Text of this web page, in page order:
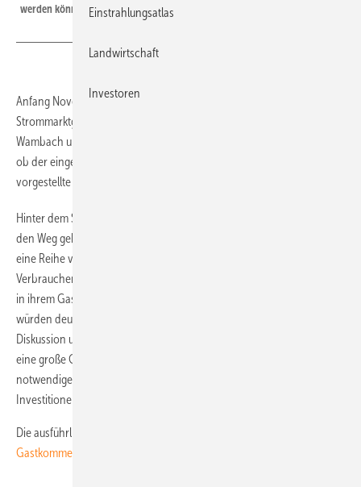
werden können.
Anfang November billigte das Bundeskabinett den Entwurf des neuen
Strommarktgesetzes. In einem Gastkommentar beleuchten Achim
Wambach und Marc Bataille von der Monopolkommistion die Frage,
ob der eingeschlagene und unter dem Schlagwort Strommarkt 2.0
vorgestellte neue Kurs tatsächlich robust und nachhaltig ist.
Hinter dem Strommarktgesetz und der in dessen Windschafften auf
den Weg gebrachten Kapazitätsreserveverordnung verbergen sich
eine Reihe von Maßnahmen, die mit erheblichen Risiken für die
Verbraucher verbunden sind, schreiben die beiden Kommentatoren
in ihrem Gastbeitrag. Die Schwächen des Strommarktgesetzes
würden deutlich, wenn man den Blick auf das Kernproblem der
Diskussion um Versorgungssicherheit richtet. Viele Ökonomen sähen
eine große Gefahr darin, dass die Preise am Energiemarkt nicht das
notwendige Niveau erreichen, um Anreize für ausreichende
Investitionen in Kapazität zu geben.
Die ausführliche Argumentation der beiden Autoren lesen Sie im
Gastkommentar
Einstrahlungsatlas
Landwirtschaft
Investoren